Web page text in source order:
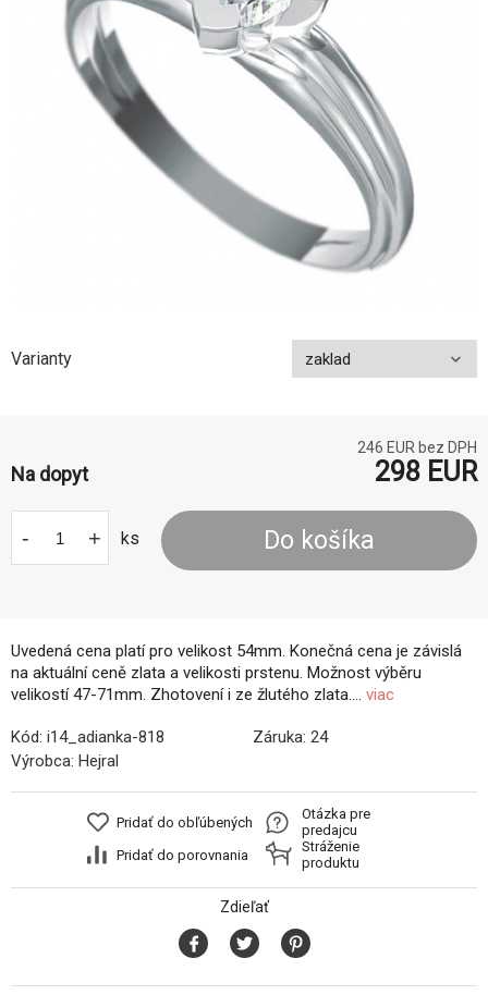
Uvedená cena platí pro velikost 54mm. Konečná cena je závislá
na aktuální ceně zlata a velikosti prstenu. Možnost výběru
velikostí 47-71mm. Zhotovení i ze žlutého zlata.... viac
Varianty
246 EUR bez DPH
Na dopyt 298 EUR
- + ks Do košíka
Kód: i14_adianka-818 Záruka: 24
Výrobca: Hejral
Pridať do obľúbených
Pridať do porovnania
Otázka pre
predajcu
Stráženie
produktu
Zdieľať